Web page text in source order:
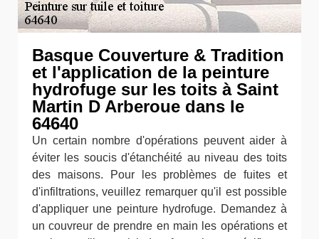
Basque Couverture & Tradition
et l'application de la peinture
hydrofuge sur les toits à Saint
Martin D Arberoue dans le
64640
Un certain nombre d'opérations peuvent aider à
éviter les soucis d'étanchéité au niveau des toits
des maisons. Pour les problèmes de fuites et
d'infiltrations, veuillez remarquer qu'il est possible
d'appliquer une peinture hydrofuge. Demandez à
un couvreur de prendre en main les opérations et